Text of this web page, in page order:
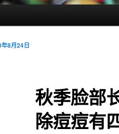
秋季脸部
除痘痘有
8月24日